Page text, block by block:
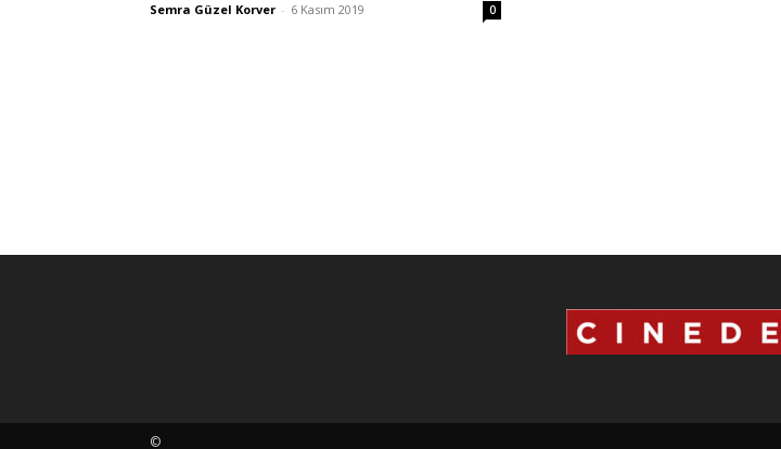
Semra Güzel Korver - 6 Kasım 2019 0
©